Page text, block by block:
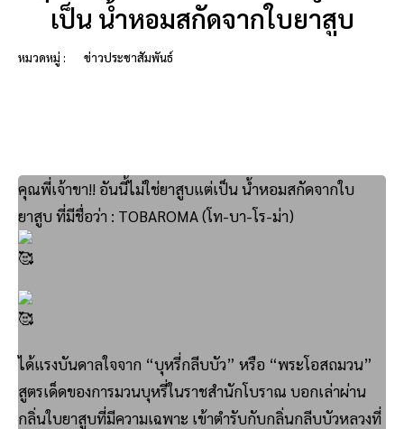
เป็น น้ำหอมสกัดจากใบยาสูบ
หมวดหมู่ : ข่าวประชาสัมพันธ์
คุณพี่เจ้าขา!! อันนี้ไม่ใช่ยาสูบแต่เป็น น้ำหอมสกัดจากใบ
ยาสูบ ที่มีชื่อว่า : TOBAROMA (โท-บา-โร-ม่า)
ได้แรงบันดาลใจจาก “บุหรี่กลีบบัว” หรือ “พระโอสถมวน”
สูตรเด็ดของการมวนบุหรี่ในราชสำนักโบราณ บอกเล่าผ่าน
กลิ่นใบยาสูบที่มีความเฉพาะ เข้าตำรับกับกลิ่นกลีบบัวหลวงที่